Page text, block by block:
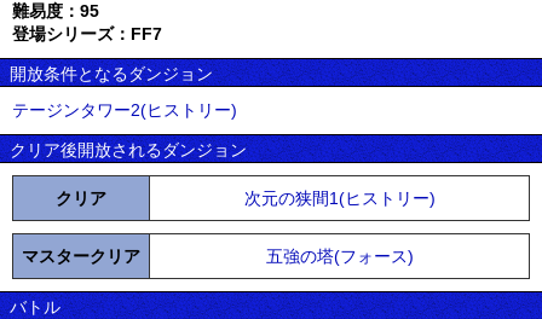
難易度：95
登場シリーズ：FF7
開放条件となるダンジョン
テージンタワー2(ヒストリー)
クリア後開放されるダンジョン
クリア 次元の狭間1(ヒストリー)
マスタークリア 五強の塔(フォース)
バトル